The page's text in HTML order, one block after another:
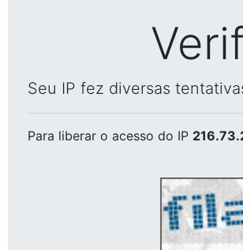
Seu IP fez diversas
Para liberar o acesso do IP